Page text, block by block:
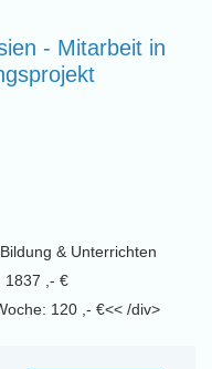
- Mitarbeit in
& Unterrichten
1837 ,- €
120 ,- €<< /div>